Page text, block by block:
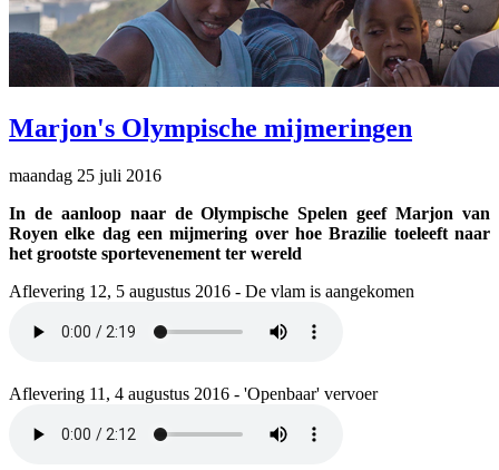
Marjon's Olympische mijmeringen
maandag 25 juli 2016
In de aanloop naar de Olympische Spelen geef Marjon van
Royen elke dag een mijmering over hoe Brazilie toeleeft naar
het grootste sportevenement ter wereld
Aflevering 12, 5 augustus 2016 - De vlam is aangekomen
Aflevering 11, 4 augustus 2016 - 'Openbaar' vervoer